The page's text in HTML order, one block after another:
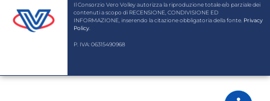
Il Consorzio Vero Volley autorizza la riproduzione totale e/o parziale dei
contenuti a scopo di RECENSIONE, CONDIVISIONE ED
INFORMAZIONE, inserendo la citazione obbligatoria della fonte. Privacy
Policy
P. IVA: 06315490968